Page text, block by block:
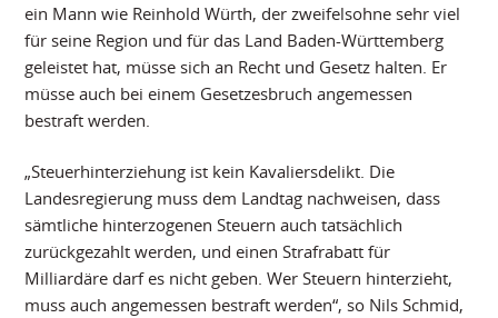
ein Mann wie Reinhold Würth, der zweifelsohne sehr viel
für seine Region und für das Land Baden-Württemberg
geleistet hat, müsse sich an Recht und Gesetz halten. Er
müsse auch bei einem Gesetzesbruch angemessen
bestraft werden.
„Steuerhinterziehung ist kein Kavaliersdelikt. Die
Landesregierung muss dem Landtag nachweisen, dass
sämtliche hinterzogenen Steuern auch tatsächlich
zurückgezahlt werden, und einen Strafrabatt für
Milliardäre darf es nicht geben. Wer Steuern hinterzieht,
muss auch angemessen bestraft werden“, so Nils Schmid,